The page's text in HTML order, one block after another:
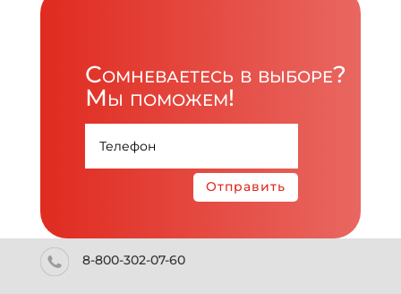
Сомневаетесь в выборе?
Мы поможем!
Отправить
8-800-302-07-60